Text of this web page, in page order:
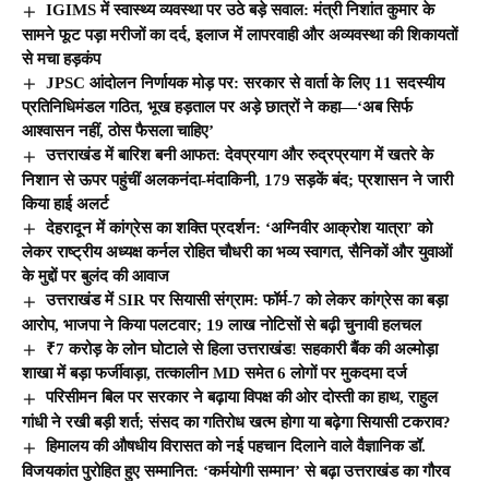
IGIMS में स्वास्थ्य व्यवस्था पर उठे बड़े सवाल: मंत्री निशांत कुमार के
सामने फूट पड़ा मरीजों का दर्द, इलाज में लापरवाही और अव्यवस्था की शिकायतों
से मचा हड़कंप
JPSC आंदोलन निर्णायक मोड़ पर: सरकार से वार्ता के लिए 11 सदस्यीय
प्रतिनिधिमंडल गठित, भूख हड़ताल पर अड़े छात्रों ने कहा—‘अब सिर्फ
आश्वासन नहीं, ठोस फैसला चाहिए’
उत्तराखंड में बारिश बनी आफत: देवप्रयाग और रुद्रप्रयाग में खतरे के
निशान से ऊपर पहुंचीं अलकनंदा-मंदाकिनी, 179 सड़कें बंद; प्रशासन ने जारी
किया हाई अलर्ट
देहरादून में कांग्रेस का शक्ति प्रदर्शन: ‘अग्निवीर आक्रोश यात्रा’ को
लेकर राष्ट्रीय अध्यक्ष कर्नल रोहित चौधरी का भव्य स्वागत, सैनिकों और युवाओं
के मुद्दों पर बुलंद की आवाज
उत्तराखंड में SIR पर सियासी संग्राम: फॉर्म-7 को लेकर कांग्रेस का बड़ा
आरोप, भाजपा ने किया पलटवार; 19 लाख नोटिसों से बढ़ी चुनावी हलचल
₹7 करोड़ के लोन घोटाले से हिला उत्तराखंड! सहकारी बैंक की अल्मोड़ा
शाखा में बड़ा फर्जीवाड़ा, तत्कालीन MD समेत 6 लोगों पर मुकदमा दर्ज
परिसीमन बिल पर सरकार ने बढ़ाया विपक्ष की ओर दोस्ती का हाथ, राहुल
गांधी ने रखी बड़ी शर्त; संसद का गतिरोध खत्म होगा या बढ़ेगा सियासी टकराव?
हिमालय की औषधीय विरासत को नई पहचान दिलाने वाले वैज्ञानिक डॉ.
विजयकांत पुरोहित हुए सम्मानित: ‘कर्मयोगी सम्मान’ से बढ़ा उत्तराखंड का गौरव